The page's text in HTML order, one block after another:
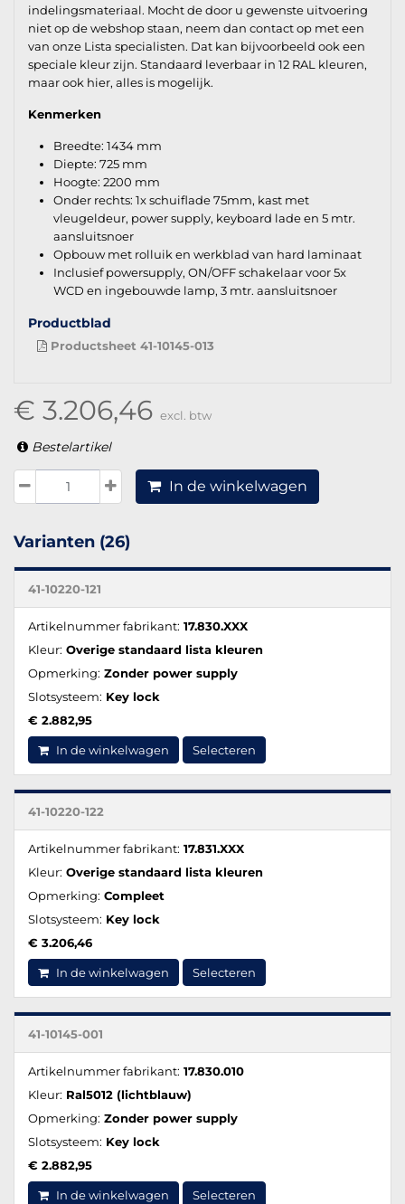
indelingsmateriaal. Mocht de door u gewenste uitvoering
niet op de webshop staan, neem dan contact op met een
van onze Lista specialisten. Dat kan bijvoorbeeld ook een
speciale kleur zijn. Standaard leverbaar in 12 RAL kleuren,
maar ook hier, alles is mogelijk.
Kenmerken
Breedte: 1434 mm
Diepte: 725 mm
Hoogte: 2200 mm
Onder rechts: 1x schuiflade 75mm, kast met
vleugeldeur, power supply, keyboard lade en 5 mtr.
aansluitsnoer
Opbouw met rolluik en werkblad van hard laminaat
Inclusief powersupply, ON/OFF schakelaar voor 5x
WCD en ingebouwde lamp, 3 mtr. aansluitsnoer
Productblad
Productsheet 41-10145-013
€ 3.206,46 excl. btw
Bestelartikel
In de winkelwagen
Varianten (26)
41-10220-121
Artikelnummer fabrikant: 17.830.XXX
Kleur: Overige standaard lista kleuren
Opmerking: Zonder power supply
Slotsysteem: Key lock
€ 2.882,95
In de winkelwagen Selecteren
41-10220-122
Artikelnummer fabrikant: 17.831.XXX
Kleur: Overige standaard lista kleuren
Opmerking: Compleet
Slotsysteem: Key lock
€ 3.206,46
In de winkelwagen Selecteren
41-10145-001
Artikelnummer fabrikant: 17.830.010
Kleur: Ral5012 (lichtblauw)
Opmerking: Zonder power supply
Slotsysteem: Key lock
€ 2.882,95
In de winkelwagen Selecteren